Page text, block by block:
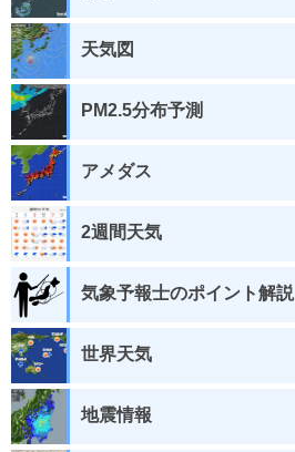
天気図
PM2.5分布予測
アメダス
2週間天気
気象予報士のポイント解説
世界天気
地震情報